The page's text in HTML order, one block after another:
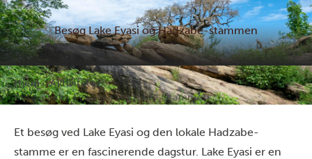
Besøg Lake Eyasi og Hadzabe-stammen
Hjem
Aktiviteter
Besøg Lake Eyasi og Hadzabe-stammen
Et besøg ved Lake Eyasi og den lokale Hadzabe-
stamme er en fascinerende dagstur. Lake Eyasi er en